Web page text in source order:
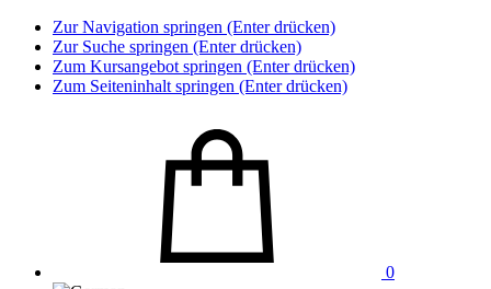
Zur Navigation springen (Enter drücken)
Zur Suche springen (Enter drücken)
Zum Kursangebot springen (Enter drücken)
Zum Seiteninhalt springen (Enter drücken)
0